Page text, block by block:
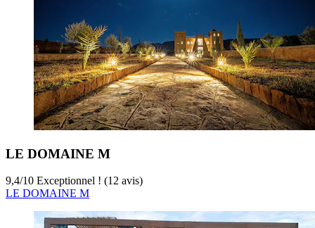
LE DOMAINE M
9,4/10 Exceptionnel ! (12 avis)
LE DOMAINE M